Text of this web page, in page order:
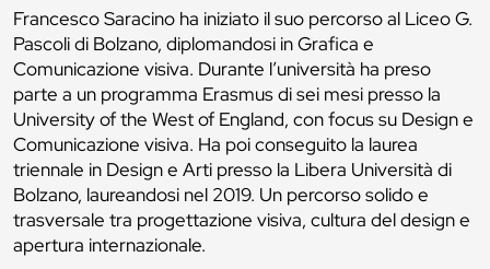
Francesco Saracino ha iniziato il suo percorso al Liceo G.
Pascoli di Bolzano, diplomandosi in Grafica e
Comunicazione visiva. Durante l’università ha preso
parte a un programma Erasmus di sei mesi presso la
University of the West of England, con focus su Design e
Comunicazione visiva. Ha poi conseguito la laurea
triennale in Design e Arti presso la Libera Università di
Bolzano, laureandosi nel 2019. Un percorso solido e
trasversale tra progettazione visiva, cultura del design e
apertura internazionale.